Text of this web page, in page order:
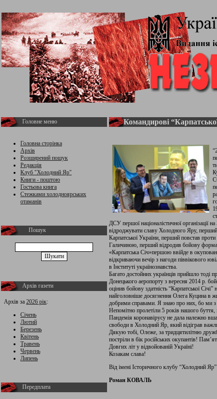
Головне меню
Головна сторінка
Архів
Розширений пошук
Редакція
Клуб "Холодний Яр"
Книги - поштою
Гостьова книга
Стежками холодноярських
отаманів
Пошук
Архів газети
Архів за 2026 рік:
Січень
Лютий
Березень
Квітень
Травень
Червень
Липень
Передплата
Командирові
ДСУ першої націоналістичної організації
відроджувати славу Холодного Яру,
Карпатської України, перший повстав
Галичиною, перший відродив бойову
«Карпатська Січ»першою ввійде в
відкриваючи вечір з нагоди піввікового
в Інституті українознавства.
Багато достойних українців прийшло тоді
Донецького аеропорту з вересня 2014 р.
оцінив бойову здатність “Карпатської
найголовніше досягнення Олега Куцина в
добрими справами. Я знаю про них, бо ми
Непомітно пролетіли 5 років нашого
Пандемія коронавірусу не дала належно
свободи в Холодний Яр, який відіграв
Дякую тобі, Олеже, за тридцятилітню
постріли в бік російських окупантів!
Довгих літ у відвойованій Україні!
Козакам слава!
Від імені Історичного клубу “Холодний
Роман КОВАЛЬ